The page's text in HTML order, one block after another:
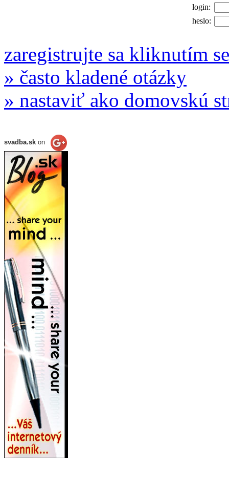
login:
heslo:
zaregistrujte sa kliknutím
» často kladené otázky
» nastaviť ako domovskú
svadba.sk on